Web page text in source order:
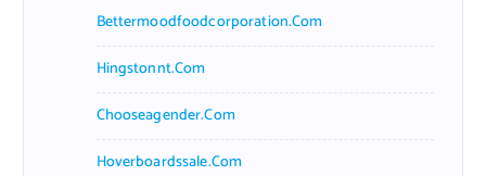
Bettermoodfoodcorporation.com
Hingstonnt.com
Chooseagender.com
Hoverboardssale.com